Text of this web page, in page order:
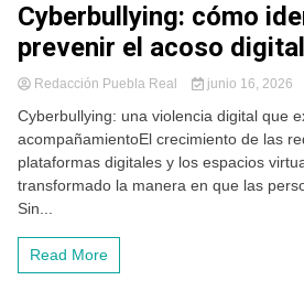
Cyberbullying: cómo
prevenir el acoso digital
Redacción Puebla Real junio 16, 2026
Cyberbullying: una violencia digital que
acompañamientoEl crecimiento de las
plataformas digitales y los espacios
transformado la manera en que las
Sin...
Read More